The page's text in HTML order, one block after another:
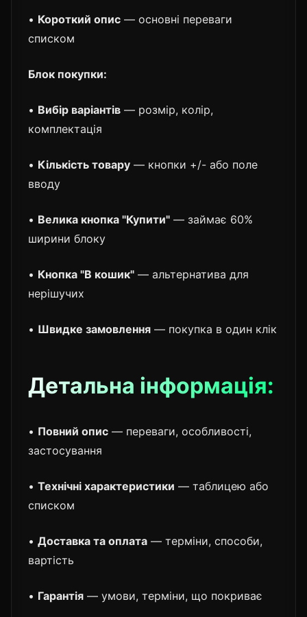
• Короткий опис — основні переваги
списком
Блок покупки:
• Вибір варіантів — розмір, колір,
комплектація
• Кількість товару — кнопки +/- або поле
вводу
• Велика кнопка "Купити" — займає 60%
ширини блоку
• Кнопка "В кошик" — альтернатива для
нерішучих
• Швидке замовлення — покупка в один клік
Детальна інформація:
• Повний опис — переваги, особливості,
застосування
• Технічні характеристики — таблицею або
списком
• Доставка та оплата — терміни, способи,
вартість
• Гарантія — умови, терміни, що покриває